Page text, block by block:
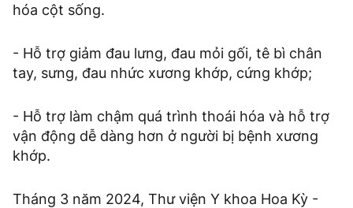
hóa cột sống.
- Hỗ trợ giảm đau lưng, đau mỏi gối, tê bì chân
tay, sưng, đau nhức xương khớp, cứng khớp;
- Hỗ trợ làm chậm quá trình thoái hóa và hỗ trợ
vận động dễ dàng hơn ở người bị bệnh xương
khớp.
Tháng 3 năm 2024, Thư viện Y khoa Hoa Kỳ -